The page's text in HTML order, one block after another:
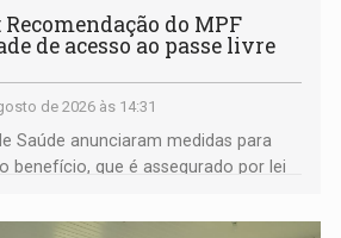
Recomendação do MPF
de acesso ao passe livre
de 2026 às 14:31
Saúde anunciaram medidas para
benefício, que é assegurado por lei